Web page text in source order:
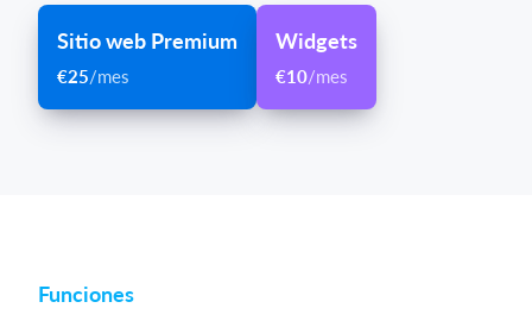
Sitio web Premium
€25/mes
Widgets
€10/mes
Funciones